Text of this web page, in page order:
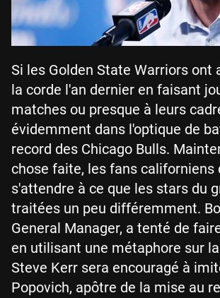
Si les Golden State Warriors ont
la corde l'an dernier en faisant
matches ou presque à leurs
évidemment dans l'optique de
record des Chicago Bulls.
chose faite, les fans californiens
s'attendre à ce que les stars du
traitées un peu différemment.
General Manager, a tenté de
en utilisant une métaphore sur
Steve Kerr sera encouragé à
Popovich, apôtre de la mise au